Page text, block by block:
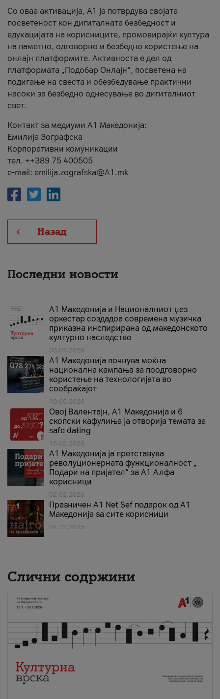
Со оваа активација, А1 ја потврдува својата
посветеност кон дигиталната безбедност и
едукацијата на корисниците, промовирајќи култура
на паметно, одговорно и безбедно користење на
онлајн платформите. Активноста е дел од
платформата „Подобар Онлајн“, посветена на
подигање на свеста и обезбедување практични
насоки за безбедно однесување во дигиталниот
свет.
Контакт за медиуми А1 Македонија:
Емилија Зографска
Корпоративни комуникации
тел. ++389 75 400505
e-mail: emilija.zografska@A1.mk
Назад
Последни новости
А1 Македонија и Националниот џез
оркестар создадоа современа музичка
приказна инспирирана од македонското
културно наследство
03.07.2026
A1 Македонија почнува моќна
национална кампања за поодговорно
користење на технологијата во
сообраќајот
18.05.2026
Овој Валентајн, A1 Македонија и 6
скопски кафулиња ја отворија темата за
safe dating
16.02.2026
А1 Македонија ја претставува
револуционерната функционалност „
Подари на пријател“ за А1 Алфа
корисници
02.02.2026
Празничен A1 Net Sеf подарок од А1
Македонија за сите корисници
04.12.2025
Слични содржини